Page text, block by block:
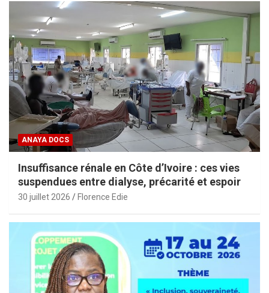
ANAYA DOCS
Insuffisance rénale en Côte d’Ivoire : ces vies
suspendues entre dialyse, précarité et espoir
30 juillet 2026 Florence Edie